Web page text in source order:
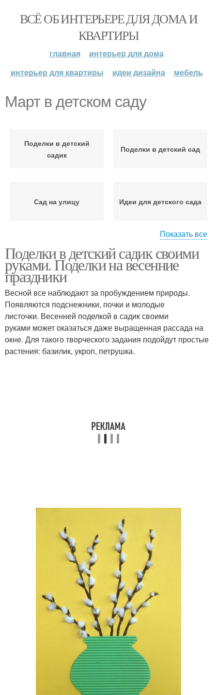
ВСЁ ОБ ИНТЕРЬЕРЕ ДЛЯ ДОМА И
КВАРТИРЫ
главная
интерьер для дома
интерьер для квартиры
идеи дизайна мебель
Март в детском саду
Поделки в детский
садик
Поделки в детский сад
Сад на улицу Идеи для детского сада
сада
Мама в детский сад
Детский сад Март с ребенком
Сад из природного
Показать все
Поделки в детский садик своими
руками. Поделки на весенние
праздники
Весной все наблюдают за пробуждением природы.
Появляются подснежники, почки и молодые
листочки. Весенней поделкой в садик своими
руками может оказаться даже выращенная рассада на
окне. Для такого творческого задания подойдут простые
растения: базилик, укроп, петрушка.